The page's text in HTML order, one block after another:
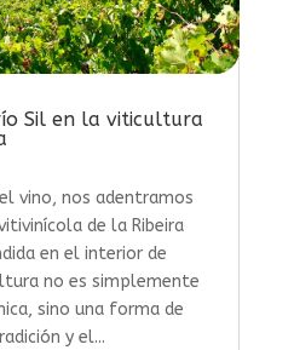
Sil en la viticultura
vino, nos adentramos
de la Ribeira
en el interior de
no es simplemente
sino una forma de
y el...